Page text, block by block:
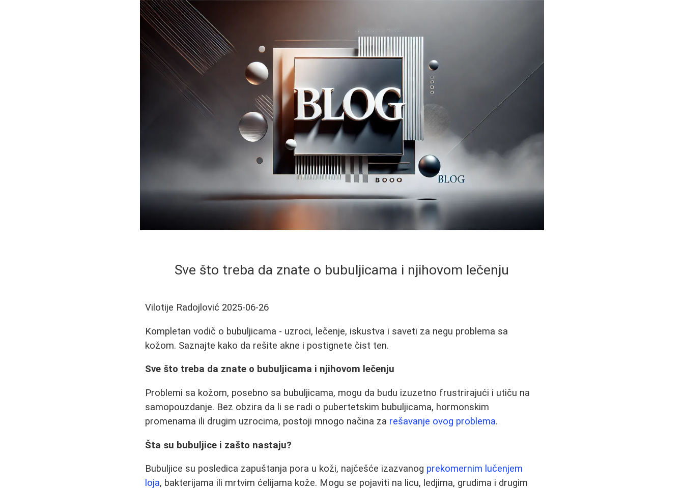
Sve što treba da znate o bubuljicama i njihovom lečenju
Vilotije Radojlović 2025-06-26
Kompletan vodič o bubuljicama - uzroci, lečenje, iskustva i saveti za negu problema sa
kožom. Saznajte kako da rešite akne i postignete čist ten.
Sve što treba da znate o bubuljicama i njihovom lečenju
Problemi sa kožom, posebno sa bubuljicama, mogu da budu izuzetno frustrirajući i utiču na
samopouzdanje. Bez obzira da li se radi o pubertetskim bubuljicama, hormonskim
promenama ili drugim uzrocima, postoji mnogo načina za rešavanje ovog problema.
Šta su bubuljice i zašto nastaju?
Bubuljice su posledica zapuštanja pora u koži, najčešće izazvanog prekomernim lučenjem
loja, bakterijama ili mrtvim ćelijama kože. Mogu se pojaviti na licu, ledjima, grudima i drugim